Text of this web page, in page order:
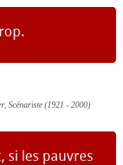
Scénariste (1921 - 2000)
si les pauvres